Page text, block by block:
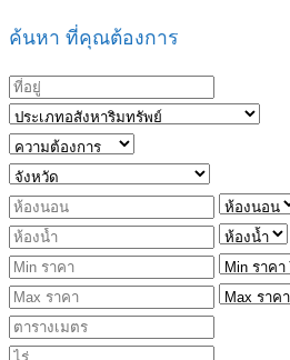
ค้นหา ที่คุณต้องการ